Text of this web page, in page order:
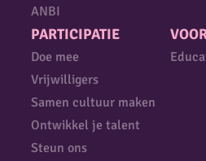
ANBI
PARTICIPATIE
Doe mee
Vrijwilligers
Samen cultuur maken
Ontwikkel je talent
Steun ons